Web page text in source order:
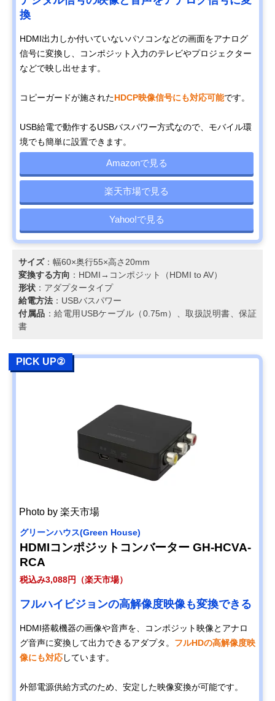
換
HDMI出力しか付いていないパソコンなどの画面をアナログ
信号に変換し、コンポジット入力のテレビやプロジェクター
などで映し出せます。
コピーガードが施されたHDCP映像信号にも対応可能です。
USB給電で動作するUSBバスパワー方式なので、モバイル環
境でも簡単に設置できます。
Amazonで見る
楽天市場で見る
Yahoo!で見る
サイズ：幅60×奥行55×高さ20mm
変換する方向 ：HDMI→コンポジット（HDMI to AV）
形状 ：アダプタータイプ
給電方法 ：USBバスパワー
付属品 ：給電用USBケーブル（0.75m）、取扱説明書、保証
書
PICK UP②
Photo by 楽天市場
グリーンハウス(Green House)
HDMIコンポジットコンバーター GH-HCVA-
RCA
税込み3,088円（楽天市場）
フルハイビジョンの高解像度映像も変換できる
HDMI搭載機器の画像や音声を、コンポジット映像とアナロ
グ音声に変換して出力できるアダプタ。 フルHDの高解像度映
像にも対応しています。
外部電源供給方式のため、安定した映像変換が可能です。